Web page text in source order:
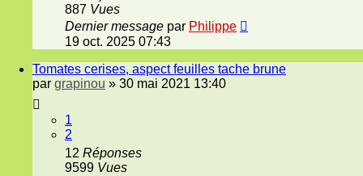
887 Vues
Dernier message par Philippe
19 oct. 2025 07:43
Tomates cerises, aspect feuilles tache brune
par grapinou » 30 mai 2021 13:40
1
2
12 Réponses
9599 Vues